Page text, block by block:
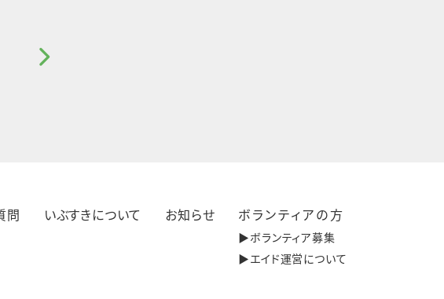
問 いぶすきについて お知らせ ボランティアの方
▶︎ボランティア募集
▶︎エイド運営について